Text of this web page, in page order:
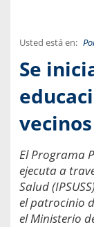
Usted está en:
Se
El Programa
ejecuta a
Salud
el patrocinio
el Ministerio